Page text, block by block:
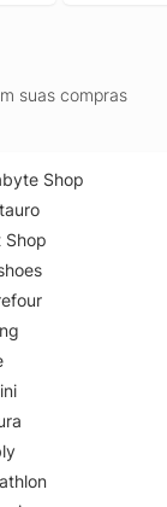
suas compras
Shop
Shop